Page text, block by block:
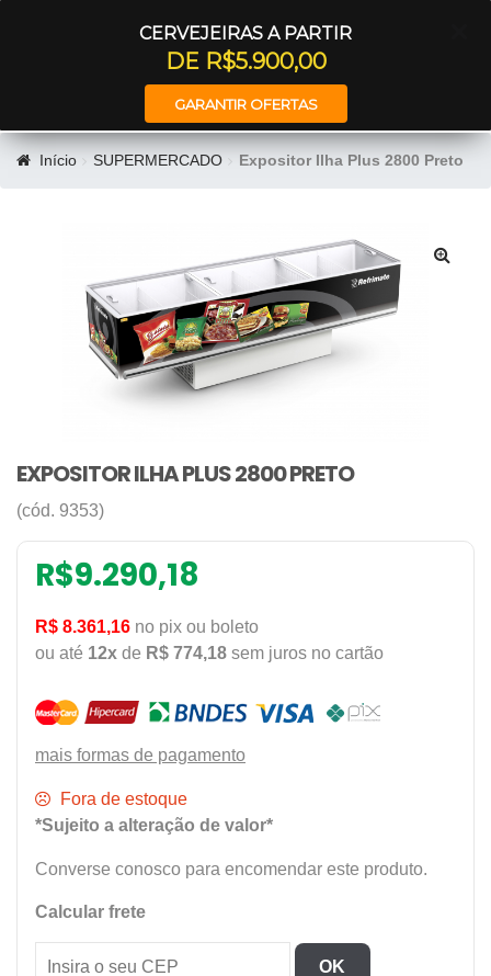
CERVEJEIRAS A PARTIR
DE R$5.900,00
GARANTIR OFERTAS
Início SUPERMERCADO Expositor Ilha Plus 2800 Preto
EXPOSITOR ILHA PLUS 2800 PRETO
(cód. 9353)
R$9.290,18
R$ 8.361,16 no pix ou boleto
ou até 12x de R$ 774,18 sem juros no cartão
mais formas de pagamento
Fora de estoque
*Sujeito a alteração de valor*
Converse conosco para encomendar este produto.
Calcular frete
OK